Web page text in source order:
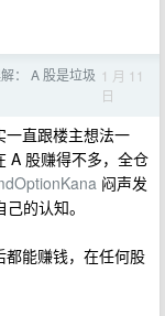
： A 股是垃圾 1 月 11
日
一直跟楼主想法一
A 股赚得不多，全仓
闷声发
的认知。
能赚钱，在任何股